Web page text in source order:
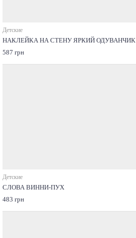
Детские
НАКЛЕЙКА НА СТЕНУ ЯРКИЙ ОДУВАНЧИК
587 грн
Детские
СЛОВА ВИННИ-ПУХ
483 грн